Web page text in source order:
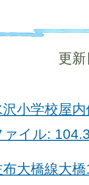
更
小学校屋
ァイル:
大橋線大